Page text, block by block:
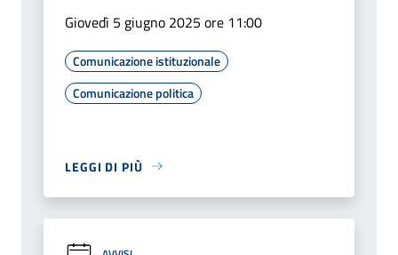
Giovedì 5 giugno 2025 ore 11:00
Comunicazione istituzionale
Comunicazione politica
LEGGI DI PIÙ